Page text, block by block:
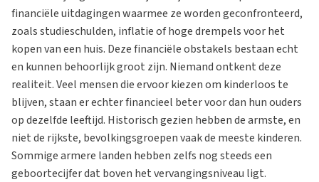
financiële uitdagingen waarmee ze worden geconfronteerd,
zoals studieschulden, inflatie of hoge drempels voor het
kopen van een huis. Deze financiële obstakels bestaan echt
en kunnen behoorlijk groot zijn. Niemand ontkent deze
realiteit. Veel mensen die ervoor kiezen om kinderloos te
blijven, staan er echter financieel beter voor dan hun ouders
op dezelfde leeftijd. Historisch gezien hebben de armste, en
niet de rijkste, bevolkingsgroepen vaak de meeste kinderen.
Sommige armere landen hebben zelfs nog steeds een
geboortecijfer dat boven het vervangingsniveau ligt.